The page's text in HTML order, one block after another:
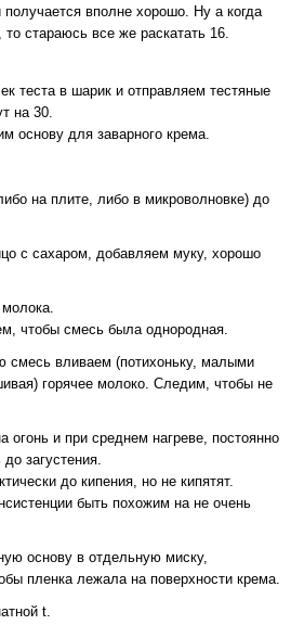
вполне хорошо. Ну а когда
стараюсь все же раскатать 16.
теста в шарик и отправляем тестяные
на 30.
основу для заварного крема.
на плите, либо в микроволновке) до
с сахаром, добавляем муку, хорошо
чтобы смесь была однородная.
смесь вливаем (потихоньку, малыми
горячее молоко. Следим, чтобы не
огонь и при среднем нагреве, постоянно
загустения.
до кипения, но не кипятят.
быть похожим на не очень
основу в отдельную миску,
пленка лежала на поверхности крема.
t.